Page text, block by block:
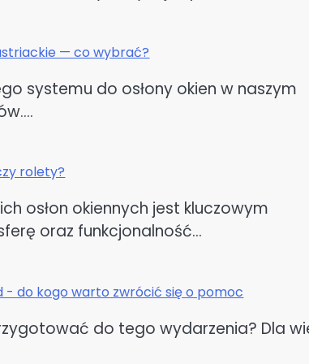
— co wybrać?
systemu do osłony okien w naszym
rolety?
osłon okiennych jest kluczowym
oraz funkcjonalność…
- do kogo warto zwrócić się o pomoc
do tego wydarzenia? Dla